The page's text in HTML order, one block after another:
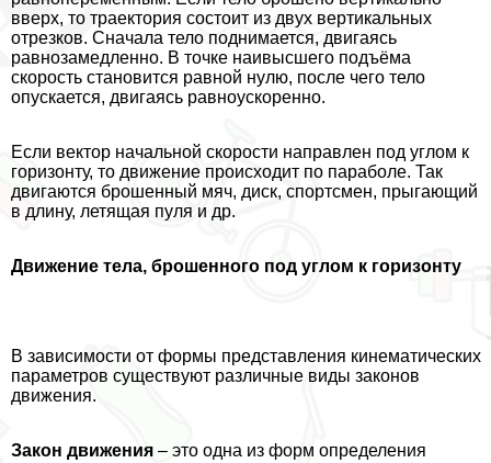
вверх, то траектория состоит из двух вертикальных
отрезков. Сначала тело поднимается, двигаясь
равнозамедленно. В точке наивысшего подъёма
скорость становится равной нулю, после чего тело
опускается, двигаясь равноускоренно.
Если вектор начальной скорости направлен под углом к
горизонту, то движение происходит по параболе. Так
двигаются брошенный мяч, диск, спортсмен, прыгающий
в длину, летящая пуля и др.
Движение тела, брошенного под углом к горизонту
В зависимости от формы представления кинематических
параметров существуют различные виды законов
движения.
Закон движения – это одна из форм определения